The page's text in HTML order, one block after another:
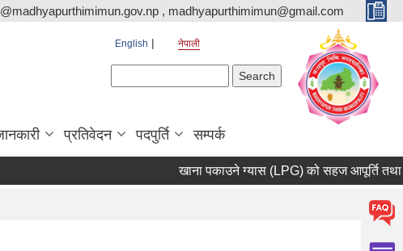
, madhyapurthimimun@gmail.com
English नेपाली
प्रतिवेदन पदपुर्ति सम्पर्क
खाना पकाउने ग्यास (LPG) को सहज आपूर्ति तथा